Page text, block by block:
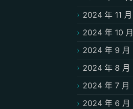
2024 年 11 月
2024 年 10 月
2024 年 9 月
2024 年 8 月
2024 年 7 月
2024 年 6 月